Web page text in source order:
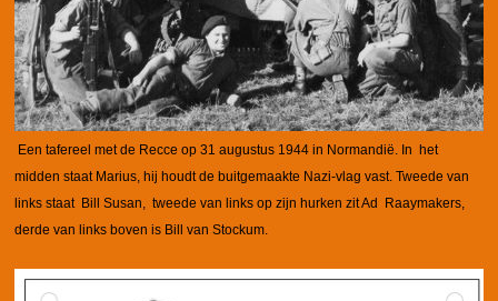
Een tafereel met de Recce op 31 augustus 1944 in Normandië. In het
midden staat Marius, hij houdt de buitgemaakte Nazi-vlag vast. Tweede van
links staat Bill Susan, tweede van links op zijn hurken zit Ad Raaymakers,
derde van links boven is Bill van Stockum.